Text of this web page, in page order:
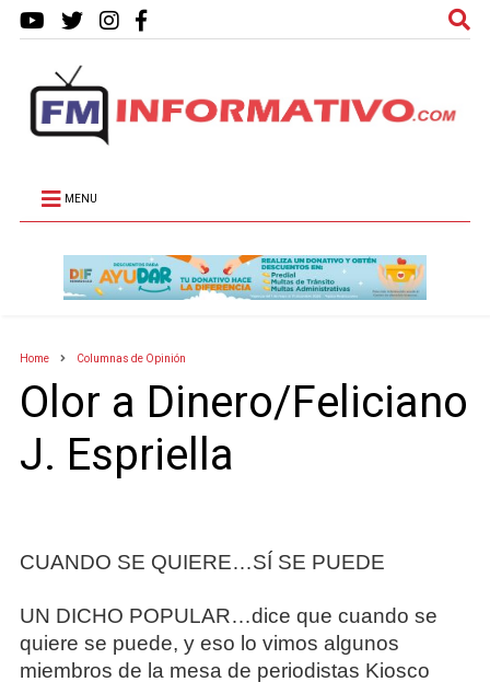
MENU
Home Columnas de Opinión
Olor a Dinero/Feliciano
J. Espriella
CUANDO SE QUIERE…SÍ SE PUEDE
UN DICHO POPULAR…dice que cuando se
quiere se puede, y eso lo vimos algunos
miembros de la mesa de periodistas Kiosco